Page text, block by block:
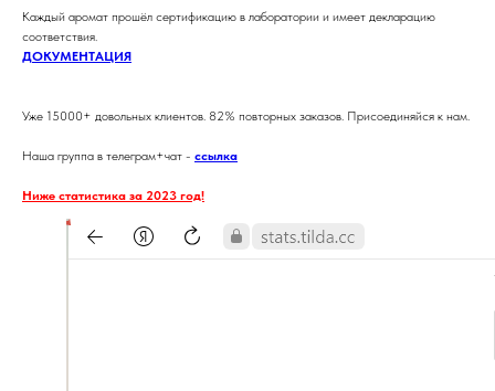
Каждый аромат прошёл сертификацию в лаборатории и имеет декларацию
соответствия.
ДОКУМЕНТАЦИЯ
Уже 15000+ довольных клиентов. 82% повторных заказов. Присоединяйся к нам.
Наша группа в телеграм+чат - ссылка
Ниже статистика за 2023 год!